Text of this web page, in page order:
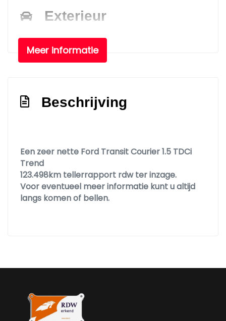
Exterieur
Buitenspiegels elektrisch verstelbaar
Buitenspiegels in carrosseriekleur
Getint glas
Tussenschot met ruit
Voorstoel in hoogte verstelbaar
Zijschuifdeur rechts
Brake assist system
Elektronisch stabiliteits programma
Meer informatie
Beschrijving
Een zeer nette Ford Transit Courier 1.5 TDCi
Trend
123.498km tellerrapport rdw ter inzage.
Voor eventueel meer informatie kunt u altijd
langs komen of bellen.